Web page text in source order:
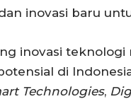
inovasi baru
inovasi
di
Technologies,